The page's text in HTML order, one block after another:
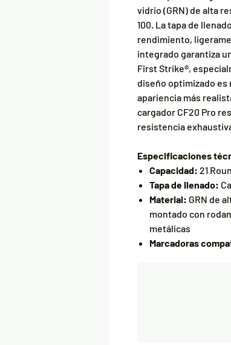
vidrio (GRN) de alta
100. La tapa de
rendimiento,
integrado garantiza
First Strike®,
diseño optimizado es
apariencia más
cargador CF20 Pro
resistencia
Especificaciones
Capacidad: 21
Tapa de llenado:
Material: GRN de
montado con
metálicas
Marcadoras